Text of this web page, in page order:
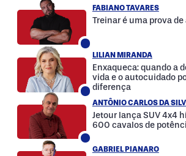
FABIANO TAVARES
Treinar é uma prova de
LILIAN MIRANDA
Enxaqueca: quando a
vida e o autocuidado
diferença
ANTÔNIO CARLOS DA
Jetour lança SUV 4x4
600 cavalos de
GABRIEL PIANARO